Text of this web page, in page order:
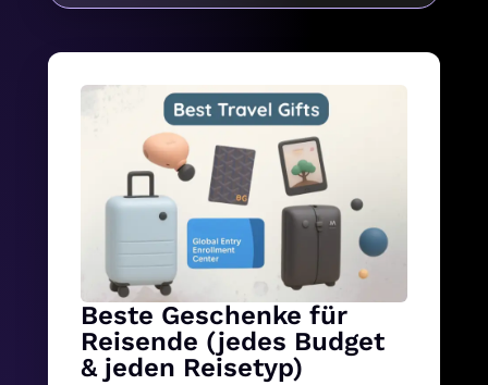
Beste Geschenke für
Reisende (jedes Budget
& jeden Reisetyp)